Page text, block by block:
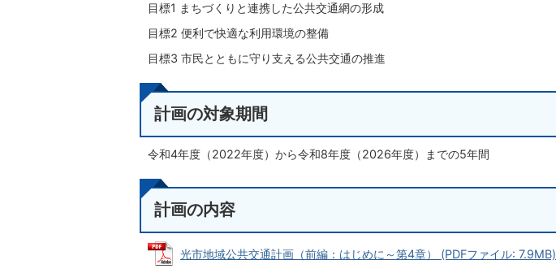
目標1 まちづくりと連携した公共交通網の形成
目標2 便利で快適な利用環境の整備
目標3 市民とともに守り支える公共交通の推進
計画の対象期間
令和4年度（2022年度）から令和8年度（2026年度）までの5年間
計画の内容
光市地域公共交通計画（前編：はじめに～第4章） (PDFファイル: 7.9MB)